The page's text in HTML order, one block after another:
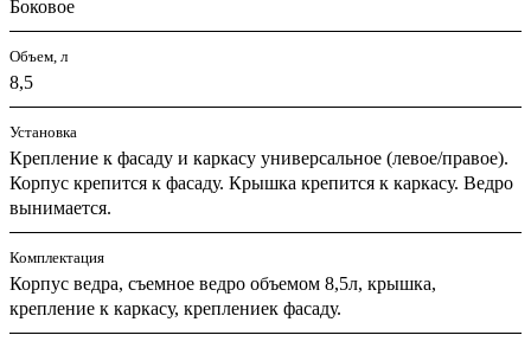
Боковое
Объем, л
8,5
Установка
Крепление к фасаду и каркасу универсальное (левое/правое).
Корпус крепится к фасаду. Крышка крепится к каркасу. Ведро
вынимается.
Комплектация
Корпус ведра, съемное ведро объемом 8,5л, крышка,
крепление к каркасу, креплениек фасаду.